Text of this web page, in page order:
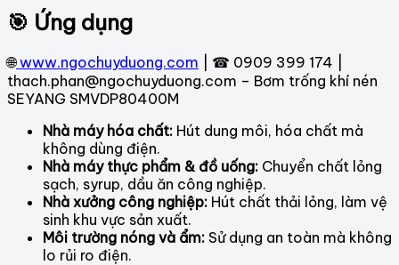
🎯 Ứng dụng
🌐 www.ngochuyduong.com | ☎ 0909 399 174 |
thach.phan@ngochuyduong.com – Bơm trống khí nén
SEYANG SMVDP80400M
Nhà máy hóa chất: Hút dung môi, hóa chất mà
không dùng điện.
Nhà máy thực phẩm & đồ uống: Chuyển chất lỏng
sạch, syrup, dầu ăn công nghiệp.
Nhà xưởng công nghiệp: Hút chất thải lỏng, làm vệ
sinh khu vực sản xuất.
Môi trường nóng và ẩm: Sử dụng an toàn mà không
lo rủi ro điện.